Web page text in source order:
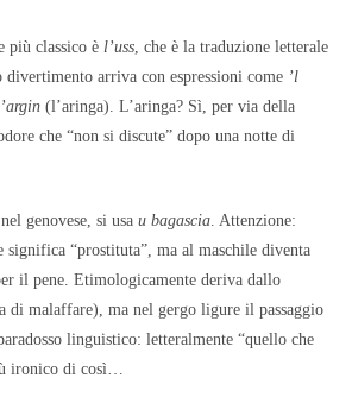
più classico è l’uss , che è la traduzione letterale
arriva con espressioni come ’l
(l’aringa). L’aringa? Sì, per via della
che “non si discute” dopo una notte di
genovese, si usa u bagascia . Attenzione:
significa “prostituta”, ma al maschile diventa
il pene. Etimologicamente deriva dallo
di malaffare), ma nel gergo ligure il passaggio
linguistico: letteralmente “quello che
ironico di così…